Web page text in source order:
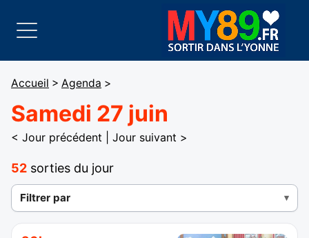
Accueil > Agenda >
Samedi 27 juin
< Jour précédent Jour suivant >
52 sorties du jour
Filtrer par